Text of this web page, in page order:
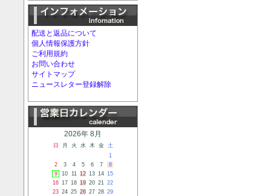
配送と返品について
個人情報保護方針
ご利用規約
お問い合わせ
サイトマップ
ニュースレター登録解除
2026年 8月
日 月 火 水 木 金
土
1
2
3 4 5 6 7
8
9
10 11 12 13 14 15
16 17 18 19 20 21 22
23 24 25 26 27 28 29